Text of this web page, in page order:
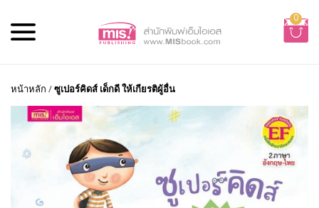
0
หน้าหลัก /ซูเปอร์คิดส์ เด็กดี ให้เกียรติผู้อื่น